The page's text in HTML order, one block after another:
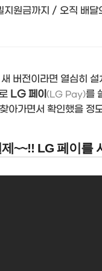
지원금까지 / 오직 배달
버전이라면 열심히
LG 페이 (LG Pay)를
아가면서 확인했을 정
~~!! LG 페이를